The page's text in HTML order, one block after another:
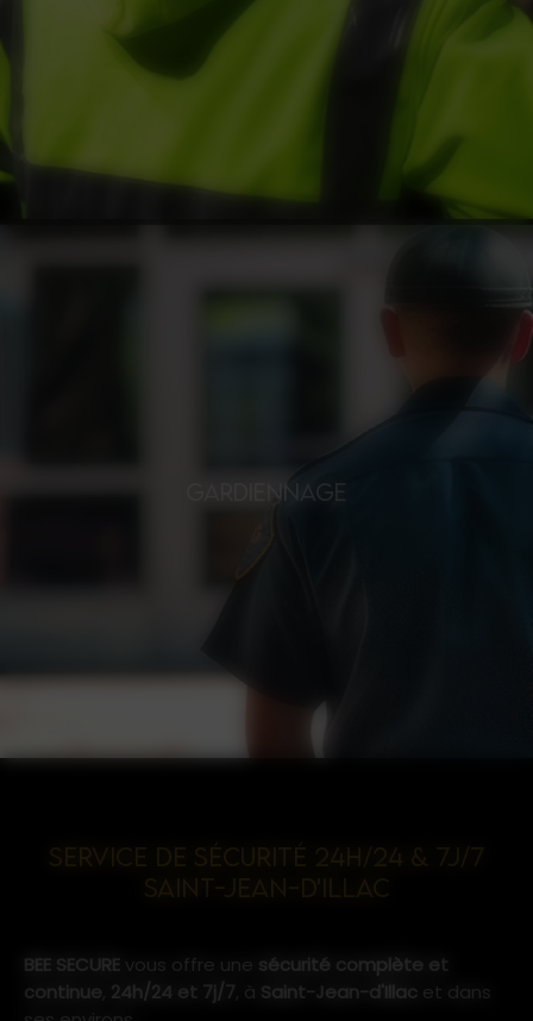
GARDIENNAGE
Service de Sécurité 24h/24 & 7j/7
BEE SECURE vous offre une sécurité complète et
continue, 24h/24 et 7j/7 , à Saint-Jean-d'Illac et dans